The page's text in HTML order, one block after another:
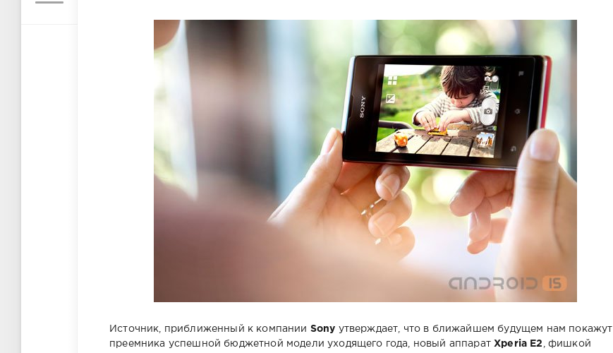
Источник, приближенный к компании Sony утверждает, что в ближайшем будущем нам покажут
преемника успешной бюджетной модели уходящего года, новый аппарат Xperia E2
, фишкой